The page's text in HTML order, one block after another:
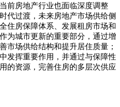
前房地产行业也面临深度调整
代过渡，未来房地产市场供给侧
住房保障体系、发展租房市场和
为城市更新的重要部分，通过增
市场供给结构和提升居住质量；
发挥重要作用，并通过与保障性
的资源，完善住房的多层次供应